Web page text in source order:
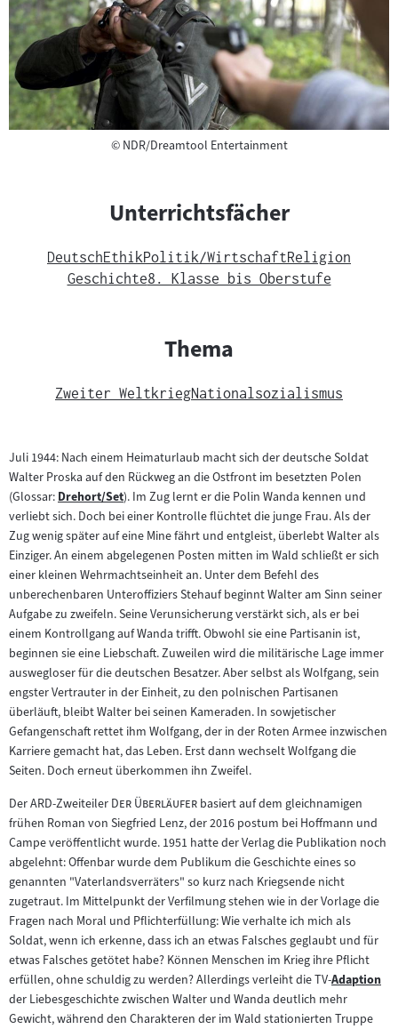
©Copyright
NDR/Dreamtool Entertainment
Unterrichtsfächer
DeutschEthikPolitik/WirtschaftReligion
Geschichte8. Klasse bis Oberstufe
Thema
Zweiter WeltkriegNationalsozialismus
Juli 1944: Nach einem Heimaturlaub macht sich der deutsche Soldat
Walter Proska auf den Rückweg an die Ostfront im besetzten Polen
(Glossar:Zum
Inhalt:
Drehort/Set). Im Zug lernt er die Polin Wanda kennen und
verliebt sich. Doch bei einer Kontrolle flüchtet die junge Frau. Als der
Zug wenig später auf eine Mine fährt und entgleist, überlebt Walter als
Einziger. An einem abgelegenen Posten mitten im Wald schließt er sich
einer kleinen Wehrmachtseinheit an. Unter dem Befehl des
unberechenbaren Unteroffiziers Stehauf beginnt Walter am Sinn seiner
Aufgabe zu zweifeln. Seine Verunsicherung verstärkt sich, als er bei
einem Kontrollgang auf Wanda trifft. Obwohl sie eine Partisanin ist,
beginnen sie eine Liebschaft. Zuweilen wird die militärische Lage immer
auswegloser für die deutschen Besatzer. Aber selbst als Wolfgang, sein
engster Vertrauter in der Einheit, zu den polnischen Partisanen
überläuft, bleibt Walter bei seinen Kameraden. In sowjetischer
Gefangenschaft rettet ihm Wolfgang, der in der Roten Armee inzwischen
Karriere gemacht hat, das Leben. Erst dann wechselt Wolfgang die
Seiten. Doch erneut überkommen ihn Zweifel.
Der ARD-Zweiteiler "Der Überläufer"basiert auf dem gleichnamigen
frühen Roman von Siegfried Lenz, der 2016 postum bei Hoffmann und
Campe veröffentlicht wurde. 1951 hatte der Verlag die Publikation noch
abgelehnt: Offenbar wurde dem Publikum die Geschichte eines so
genannten "Vaterlandsverräters" so kurz nach Kriegsende nicht
zugetraut. Im Mittelpunkt der Verfilmung stehen wie in der Vorlage die
Fragen nach Moral und Pflichterfüllung: Wie verhalte ich mich als
Soldat, wenn ich erkenne, dass ich an etwas Falsches geglaubt und für
etwas Falsches getötet habe? Können Menschen im Krieg ihre Pflicht
erfüllen, ohne schuldig zu werden? Allerdings verleiht die TV-Zum
Inhalt:
Adaption
der Liebesgeschichte zwischen Walter und Wanda deutlich mehr
Gewicht, während den Charakteren der im Wald stationierten Truppe